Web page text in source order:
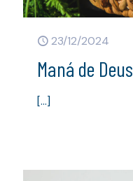
23/12/2024
Maná de Deus
[…]